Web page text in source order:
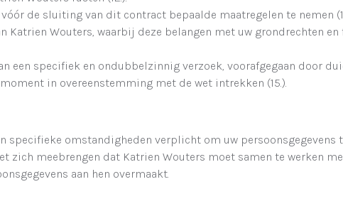
de sluiting van dit contract bepaalde maatregelen te nemen
Katrien Wouters, waarbij deze belangen met uw grondrechten
een specifiek en ondubbelzinnig verzoek, voorafgegaan door
in overeenstemming met de wet intrekken (15.).
specifieke omstandigheden verplicht om uw persoonsgegevens
zich meebrengen dat Katrien Wouters moet samen te werken
aan hen overmaakt.